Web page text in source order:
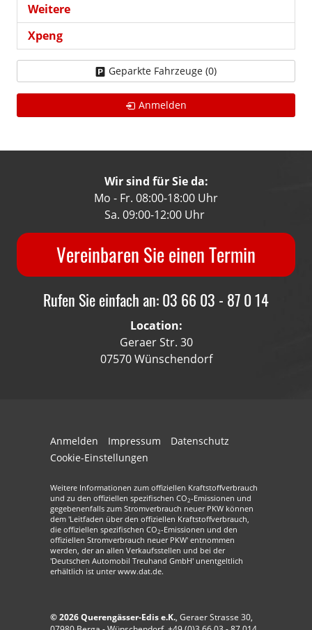
Weitere
Xpeng
Geparkte Fahrzeuge (0)
Anmelden
Wir sind für Sie da:
Mo - Fr. 08:00-18:00 Uhr
Sa. 09:00-12:00 Uhr
Vereinbaren Sie einen Termin
Rufen Sie einfach an: 03 66 03 - 87 0 14
Location:
Geraer Str. 30
07570 Wünschendorf
Anmelden Impressum
Datenschutz
Cookie-Einstellungen
Weitere Informationen zum offiziellen Kraftstoffverbrauch
und zu den offiziellen spezifischen CO2-Emissionen und
gegebenenfalls zum Stromverbrauch neuer PKW können
dem 'Leitfaden über den offiziellen Kraftstoffverbrauch,
die offiziellen spezifischen CO2-Emissionen und den
offiziellen Stromverbrauch neuer PKW' entnommen
werden, der an allen Verkaufsstellen und bei der
'Deutschen Automobil Treuhand GmbH' unentgeltlich
erhältlich ist unter www.dat.de.
© 2026Querengässer-Edis e.K., Geraer Strasse 30,